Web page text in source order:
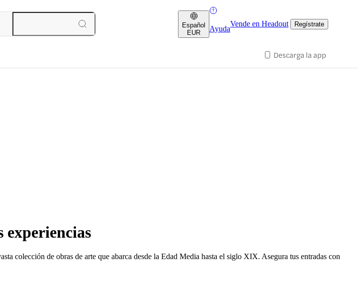
Español
EUR
Ayuda
Vende en Headout Regístrate
Descarga la app
experiencias
colección de obras de arte que abarca desde la Edad Media hasta el siglo XIX. Asegura tus entradas con